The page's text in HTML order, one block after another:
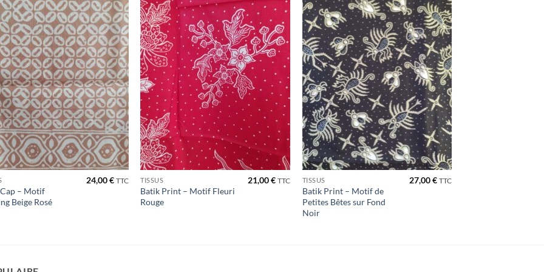
Ajouter
à la liste
de
souhaits
– Motif
Beige Rosé
24,00€ TTC
Ajouter
à la liste
de
souhaits
TISSUS
Batik Print – Motif Fleuri
Rouge
21,00€ TTC
Ajouter
à la liste
de
souhaits
TISSUS
Batik Print – Motif de
Petites Bêtes sur Fond
Noir
27,00€ TTC